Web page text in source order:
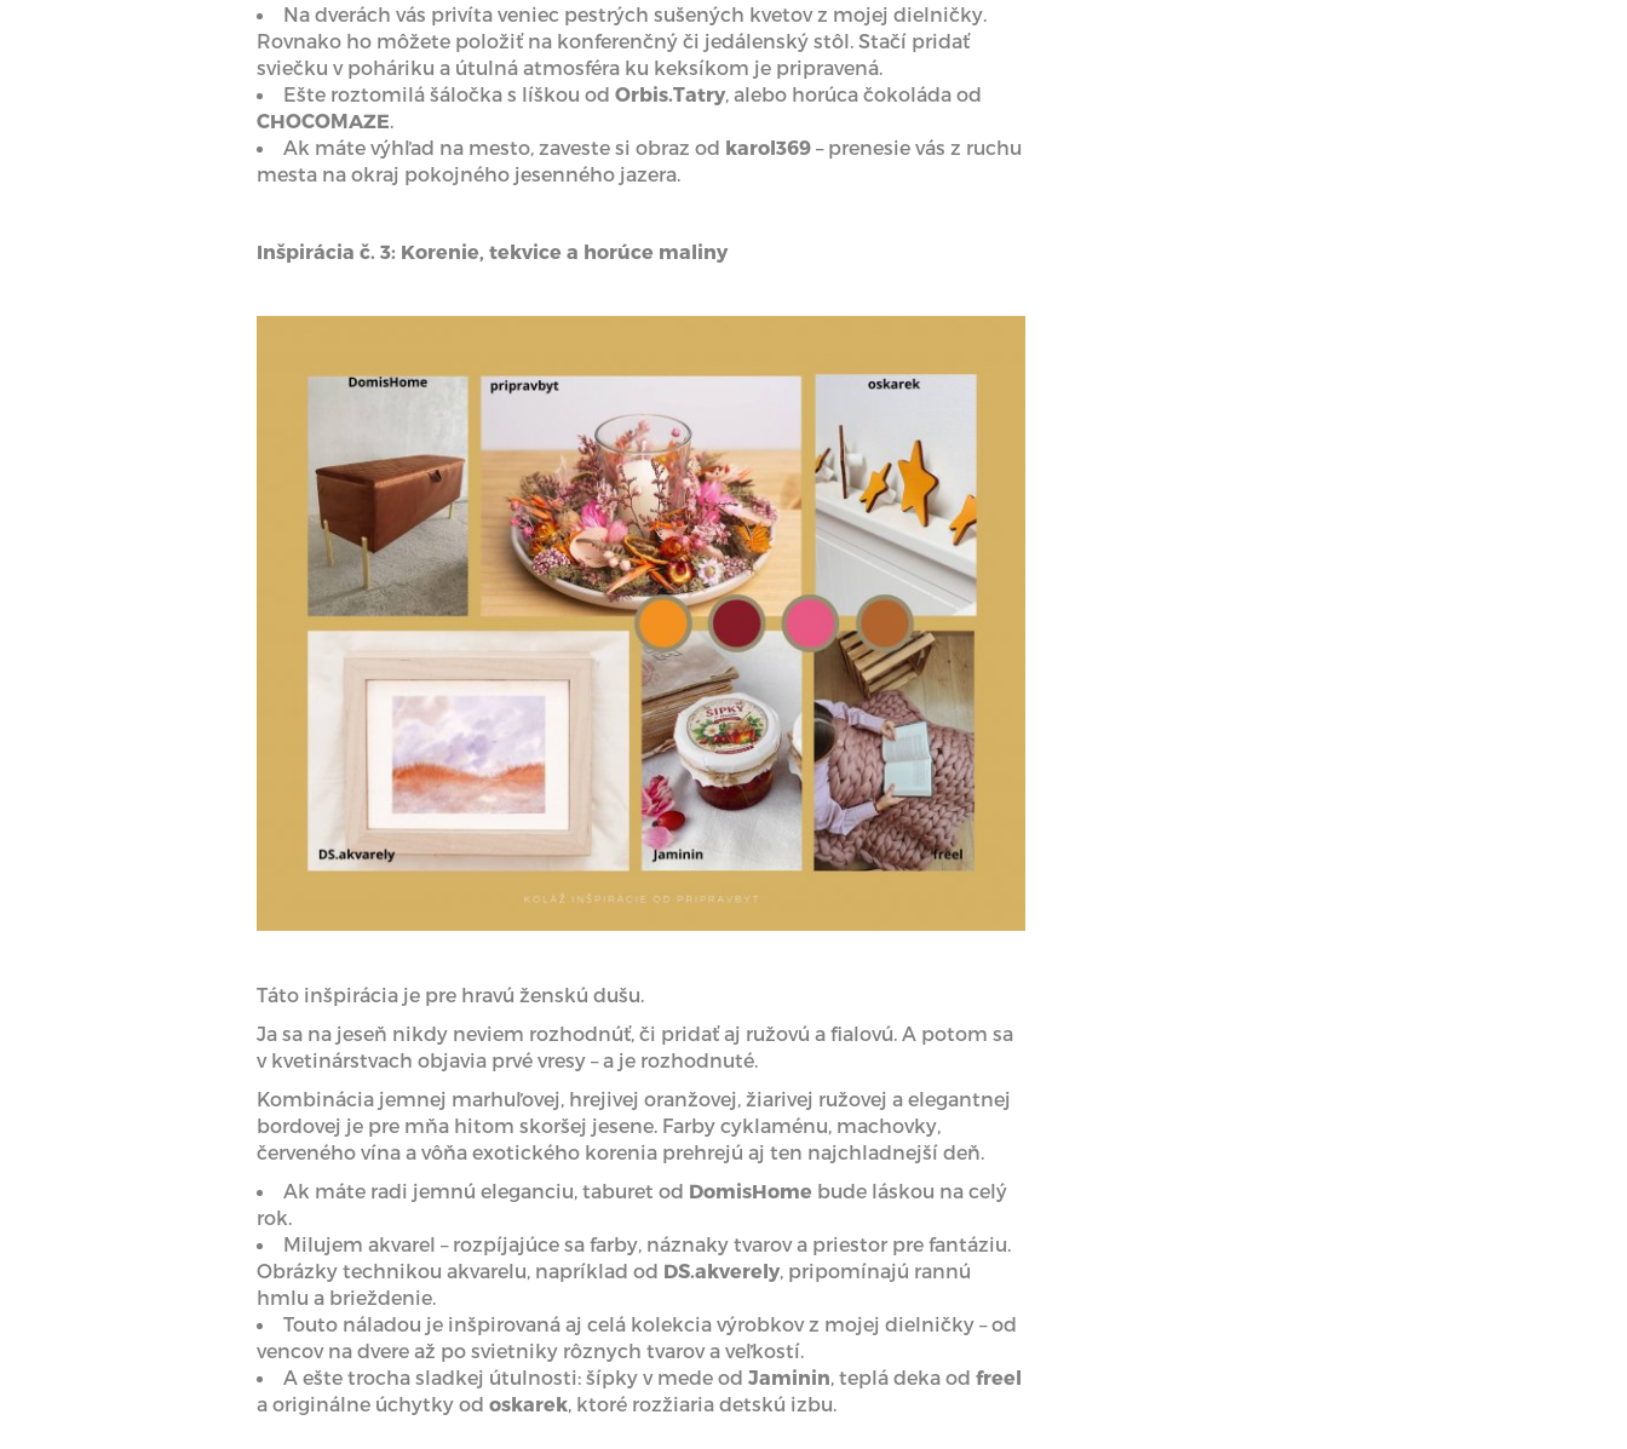
Na dverách vás privíta veniec pestrých sušených kvetov z mojej dielničky.
Rovnako ho môžete položiť na konferenčný či jedálenský stôl. Stačí pridať
sviečku v poháriku a útulná atmosféra ku keksíkom je pripravená.
Ešte roztomilá šáločka s líškou od Orbis.Tatry, alebo horúca čokoláda od
CHOCOMAZE.
Ak máte výhľad na mesto, zaveste si obraz od karol369 – prenesie vás z ruchu
mesta na okraj pokojného jesenného jazera.
Inšpirácia č. 3: Korenie, tekvice a horúce maliny
Táto inšpirácia je pre hravú ženskú dušu.
Ja sa na jeseň nikdy neviem rozhodnúť, či pridať aj ružovú a fialovú. A potom sa
v kvetinárstvach objavia prvé vresy – a je rozhodnuté.
Kombinácia jemnej marhuľovej, hrejivej oranžovej, žiarivej ružovej a elegantnej
bordovej je pre mňa hitom skoršej jesene. Farby cyklaménu, machovky,
červeného vína a vôňa exotického korenia prehrejú aj ten najchladnejší deň.
Ak máte radi jemnú eleganciu, taburet od DomisHome bude láskou na celý
rok.
Milujem akvarel – rozpíjajúce sa farby, náznaky tvarov a priestor pre fantáziu.
Obrázky technikou akvarelu, napríklad od DS.akverely, pripomínajú rannú
hmlu a brieždenie.
Touto náladou je inšpirovaná aj celá kolekcia výrobkov z mojej dielničky – od
vencov na dvere až po svietniky rôznych tvarov a veľkostí.
A ešte trocha sladkej útulnosti: šípky v mede od Jaminin, teplá deka od freel
a originálne úchytky od oskarek, ktoré rozžiaria detskú izbu.